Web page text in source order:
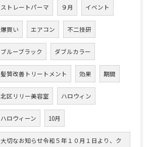
ストレートパーマ ９月 イベント
爆買い エアコン 不二技研
ブルーブラック ダブルカラー
髪質改善トリートメント 効果 期間
北区リリー美容室 ハロウィン
ハロウィーン 10月
大切なお知らせ令和５年１０月１日より、ク